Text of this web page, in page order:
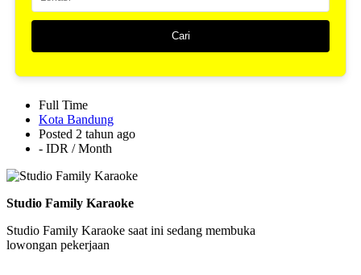
Full Time
Kota Bandung
Posted 2 tahun ago
- IDR / Month
Studio Family Karaoke
Studio Family Karaoke saat ini sedang membuka
lowongan pekerjaan